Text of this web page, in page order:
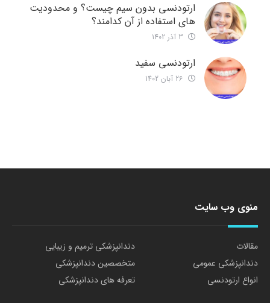
ارتودنسی بدون سیم چیست؟ و محدودیت
های استفاده از آن کدامند؟
ارتودنسی سفید
منوی وب سایت
مقالات
دندانپزشکی ترمیم و زیبایی
دندانپزشکی عمومی
متخصصین دندانپزشکی
انواع ارتودنسی
تعرفه های دندانپزشکی